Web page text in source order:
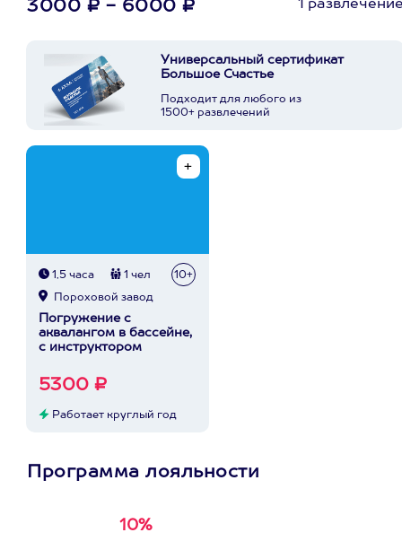
3000 ₽ - 6000 ₽ 1
Универсальный сертификат
Большое Счастье
Подходит для любого из
1500+ развлечений
1,5 часа 1 чел 10+
Пороховой завод
Погружение с
аквалангом в бассейне,
с инструктором
5300 ₽
Работает круглый год
Программа лояльности
10%